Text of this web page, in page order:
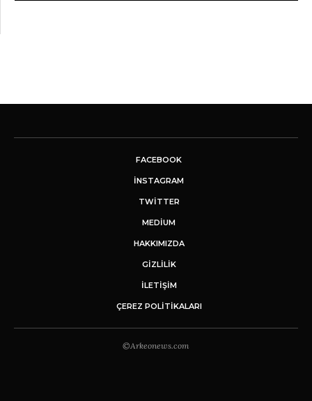
FACEBOOK
INSTAGRAM
TWITTER
MEDIUM
HAKKIMIZDA
GİZLİLİK
İLETIŞIM
ÇEREZ POLITIKALARI
©Arkeonews.com